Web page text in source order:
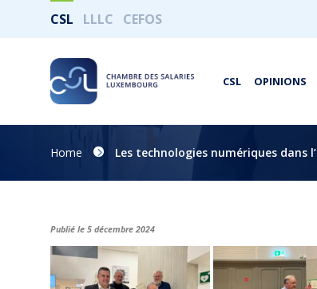
CSL LLLC CEFOS
CSL OPINIONS
Home Les technologies numériques dans
Publié le 5 décembre 2024